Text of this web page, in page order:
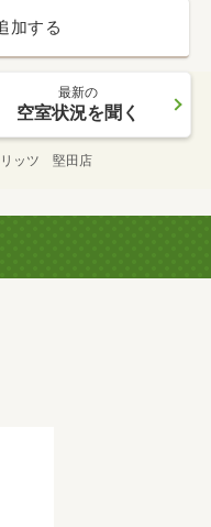
加する
最新の
空室状況を聞く
リッツ 堅田店